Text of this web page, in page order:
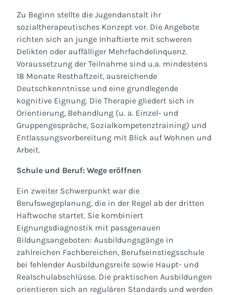
Zu Beginn stellte die Jugendanstalt ihr
sozialtherapeutisches Konzept vor. Die Angebote
richten sich an junge Inhaftierte mit schweren
Delikten oder auffälliger Mehrfachdelinquenz.
Voraussetzung der Teilnahme sind u.a. mindestens
18 Monate Resthaftzeit, ausreichende
Deutschkenntnisse und eine grundlegende
kognitive Eignung. Die Therapie gliedert sich in
Orientierung, Behandlung (u. a. Einzel- und
Gruppengespräche, Sozialkompetenztraining) und
Entlassungsvorbereitung mit Blick auf Wohnen und
Arbeit.
Schule und Beruf: Wege eröffnen
Ein zweiter Schwerpunkt war die
Berufswegeplanung, die in der Regel ab der dritten
Haftwoche startet. Sie kombiniert
Eignungsdiagnostik mit passgenauen
Bildungsangeboten: Ausbildungsgänge in
zahlreichen Fachbereichen, Berufseinstiegsschule
bei fehlender Ausbildungsreife sowie Haupt- und
Realschulabschlüsse. Die praktischen Ausbildungen
orientieren sich an regulären Standards und werden